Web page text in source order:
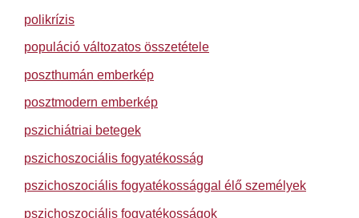
polikrízis
populáció változatos összetétele
poszthumán emberkép
posztmodern emberkép
pszichiátriai betegek
pszichoszociális fogyatékosság
pszichoszociális fogyatékossággal élő személyek
pszichoszociális fogyatékosságok